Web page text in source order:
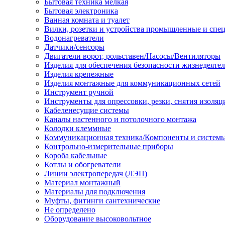
Бытовая техника мелкая
Бытовая электроника
Ванная комната и туалет
Вилки, розетки и устройства промышленные и
Водонагреватели
Датчики/сенсоры
Двигатели ворот, рольставен/Насосы/Вентиляторы
Изделия для обеспечения безопасности
Изделия крепежные
Изделия монтажные для коммуникационных сетей
Инструмент ручной
Инструменты для опрессовки, резки, снятия
Кабеленесущие системы
Каналы настенного и потолочного монтажа
Колодки клеммные
Коммуникационная техника/Компоненты и
Контрольно-измерительные приборы
Короба кабельные
Котлы и обогреватели
Линии электропередач (ЛЭП)
Материал монтажный
Материалы для подключения
Муфты, фитинги сантехнические
Не определено
Оборудование высоковольтное